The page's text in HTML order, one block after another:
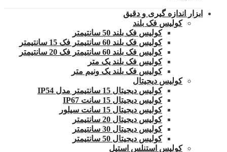
ابزار اندازه گیری و دقیق
کولیس فک بلند
کولیس فک بلند 50 سانتیمتر
کولیس فک بلند 60 سانتیمتر فک 15 سانتیمتر
کولیس فک بلند 60 سانتیمتر فک 20 سانتیمتر
کولیس فک بلند یک متر
کولیس فک بلند یک ونیم متر
کولیس دیجیتال
کولیس دیجیتال 15 سانتیمتر مدل IP54
کولیس دیجیتال 15 سانت IP67
کولیس دیجیتال 15 سانت سیلور
کولیس دیجیتال 20 سانتیمتر
کولیس دیجیتال 30 سانتیمتر
کولیس دیجیتال 50 سانتیمتر
کولیس استنلس استیل